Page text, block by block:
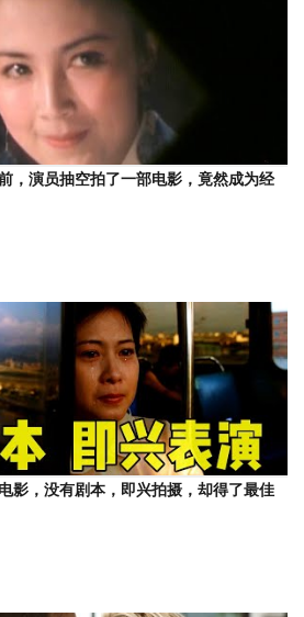
，演员抽空拍了一部电影，竟然成为经
影，没有剧本，即兴拍摄，却得了最佳